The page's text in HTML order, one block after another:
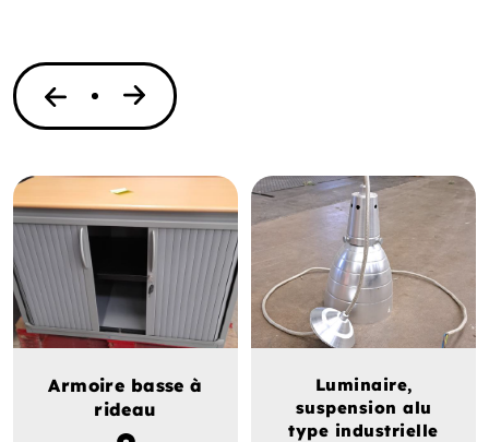
Armoire basse à
rideau
Luminaire,
suspension alu
type industrielle